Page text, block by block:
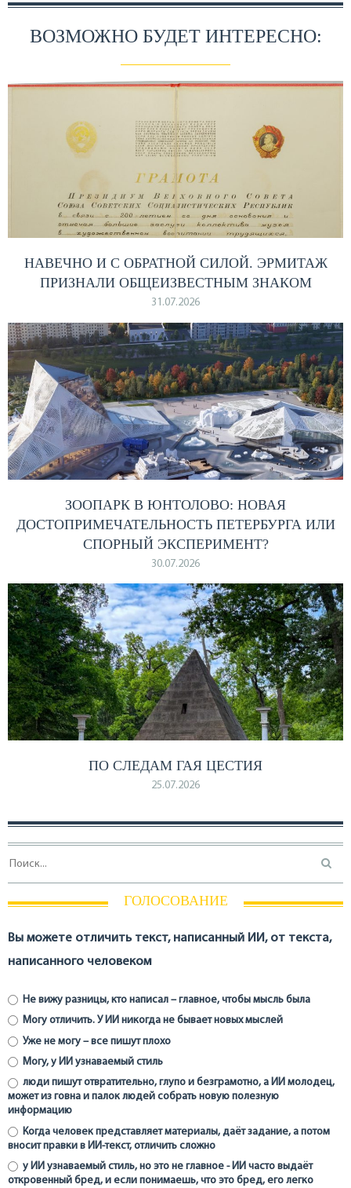
ВОЗМОЖНО БУДЕТ ИНТЕРЕСНО:
НАВЕЧНО И С ОБРАТНОЙ СИЛОЙ. ЭРМИТАЖ
ПРИЗНАЛИ ОБЩЕИЗВЕСТНЫМ ЗНАКОМ
31.07.2026
ЗООПАРК В ЮНТОЛОВО: НОВАЯ
ДОСТОПРИМЕЧАТЕЛЬНОСТЬ ПЕТЕРБУРГА ИЛИ
СПОРНЫЙ ЭКСПЕРИМЕНТ?
30.07.2026
ПО СЛЕДАМ ГАЯ ЦЕСТИЯ
25.07.2026
ГОЛОСОВАНИЕ
Вы можете отличить текст, написанный ИИ, от текста,
написанного человеком
Не вижу разницы, кто написал – главное, чтобы мысль была
Могу отличить. У ИИ никогда не бывает новых мыслей
Уже не могу – все пишут плохо
Могу, у ИИ узнаваемый стиль
люди пишут отвратительно, глупо и безграмотно, а ИИ молодец,
может из говна и палок людей собрать новую полезную
информацию
Когда человек представляет материалы, даёт задание, а потом
вносит правки в ИИ-текст, отличить сложно
у ИИ узнаваемый стиль, но это не главное - ИИ часто выдаёт
откровенный бред, и если понимаешь, что это бред, его легко